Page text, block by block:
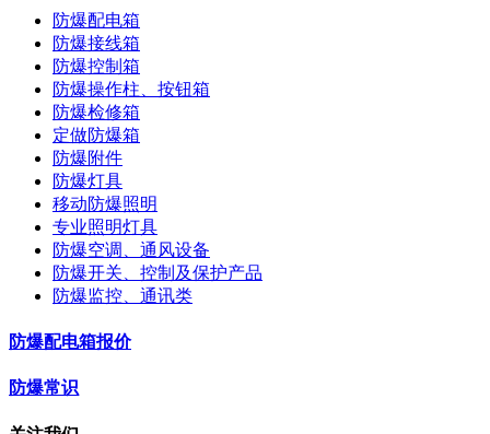
防爆配电箱
防爆接线箱
防爆控制箱
防爆操作柱、按钮箱
防爆检修箱
定做防爆箱
防爆附件
防爆灯具
移动防爆照明
专业照明灯具
防爆空调、通风设备
防爆开关、控制及保护产品
防爆监控、通讯类
防爆配电箱报价
防爆常识